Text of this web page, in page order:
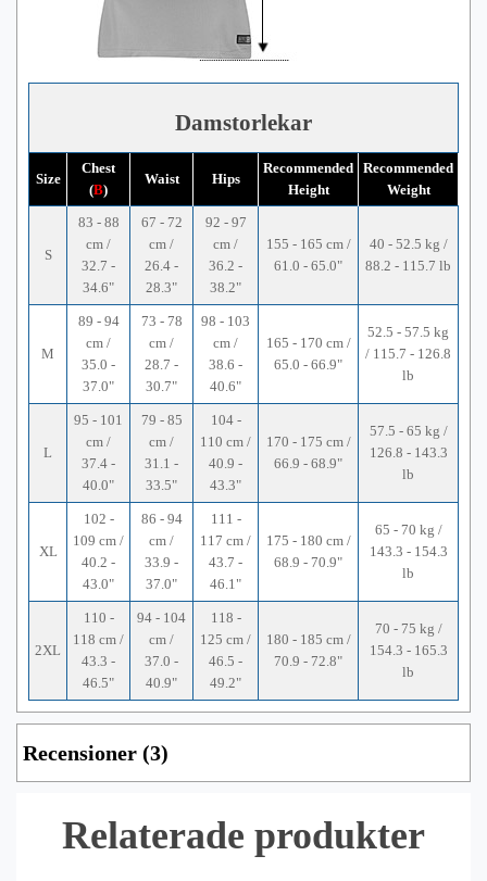
Damstorlekar
Size
Chest
(B)
Waist Hips
Recommended
Height
Recommended
Weight
S
83 - 88
cm /
32.7 -
34.6"
67 - 72
cm /
26.4 -
28.3"
92 - 97
cm /
36.2 -
38.2"
155 - 165 cm /
61.0 - 65.0"
40 - 52.5 kg /
88.2 - 115.7 lb
M
89 - 94
cm /
35.0 -
37.0"
73 - 78
cm /
28.7 -
30.7"
98 - 103
cm /
38.6 -
40.6"
165 - 170 cm /
65.0 - 66.9"
52.5 - 57.5 kg
/ 115.7 - 126.8
lb
L
95 - 101
cm /
37.4 -
40.0"
79 - 85
cm /
31.1 -
33.5"
104 -
110 cm /
40.9 -
43.3"
170 - 175 cm /
66.9 - 68.9"
57.5 - 65 kg /
126.8 - 143.3
lb
XL
102 -
109 cm /
40.2 -
43.0"
86 - 94
cm /
33.9 -
37.0"
111 -
117 cm /
43.7 -
46.1"
175 - 180 cm /
68.9 - 70.9"
65 - 70 kg /
143.3 - 154.3
lb
2XL
110 -
118 cm /
43.3 -
46.5"
94 - 104
cm /
37.0 -
40.9"
118 -
125 cm /
46.5 -
49.2"
180 - 185 cm /
70.9 - 72.8"
70 - 75 kg /
154.3 - 165.3
lb
Recensioner (3)
Relaterade produkter